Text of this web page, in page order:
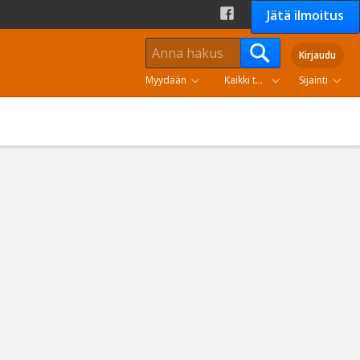
Jätä ilmoitus
Kirjaudu
Myydään
Kaikki tuoteryhmät Sijainti